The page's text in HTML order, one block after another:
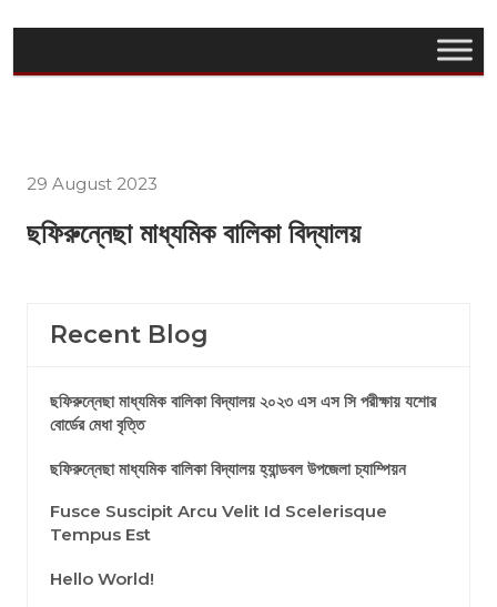
29 August 2023
ছফিরুন্নেছা মাধ্যমিক বালিকা বিদ্যালয়
Recent Blog
ছফিরুন্নেছা মাধ্যমিক বালিকা বিদ্যালয় ২০২৩ এস এস সি পরীক্ষায় যশোর
বোর্ডের মেধা বৃত্তি
ছফিরুন্নেছা মাধ্যমিক বালিকা বিদ্যালয় হ্যান্ডবল উপজেলা চ্যাম্পিয়ন
Fusce Suscipit Arcu Velit Id Scelerisque
Tempus Est
Hello World!